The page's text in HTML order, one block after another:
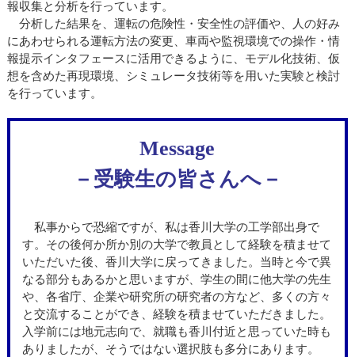
報収集と分析を行っています。
分析した結果を、運転の危険性・安全性の評価や、人の好み
にあわせられる運転方法の変更、車両や監視環境での操作・情
報提示インタフェースに活用できるように、モデル化技術、仮
想を含めた再現環境、シミュレータ技術等を用いた実験と検討
を行っています。
Message
－受験生の皆さんへ－
私事からで恐縮ですが、私は香川大学の工学部出身で
す。その後何か所か別の大学で教員として経験を積ませて
いただいた後、香川大学に戻ってきました。当時と今で異
なる部分もあるかと思いますが、学生の間に他大学の先生
や、各省庁、企業や研究所の研究者の方など、多くの方々
と交流することができ、経験を積ませていただきました。
入学前には地元志向で、就職も香川付近と思っていた時も
ありましたが、そうではない選択肢も多分にあります。